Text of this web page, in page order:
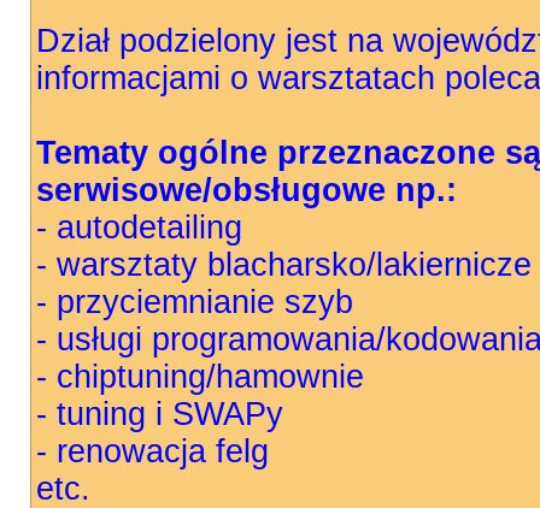
Dział podzielony jest na
informacjami o warsztatach
Tematy ogólne przeznaczone
serwisowe/obsługowe np.:
- autodetailing
- warsztaty blacharsko/lakiernicze
- przyciemnianie szyb
- usługi programowania/
- chiptuning/hamownie
- tuning i SWAPy
- renowacja felg
etc.